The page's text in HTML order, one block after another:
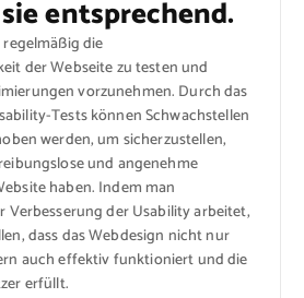
entsprechend.
die
der Webseite zu testen und
vorzunehmen. Durch das
Tests können Schwachstellen
werden, um sicherzustellen,
und angenehme
haben. Indem man
Verbesserung der Usability arbeitet,
dass das Webdesign nicht nur
auch effektiv funktioniert und die
erfüllt.